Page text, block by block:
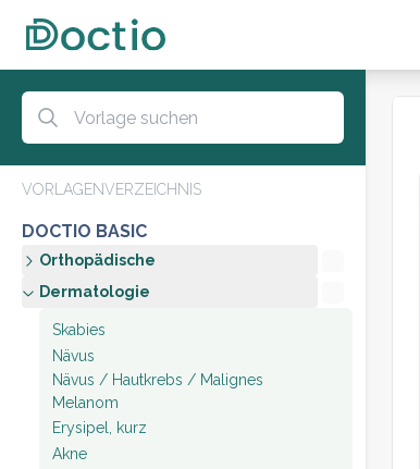
VORLAGENVERZEICHNIS
DOCTIO BASIC
Orthopädische
Dermatologie
Skabies
Nävus
Nävus / Hautkrebs / Malignes
Melanom
Erysipel, kurz
Akne